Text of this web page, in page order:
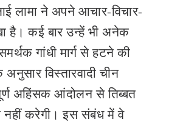
लामा ने अपने आचार-विचार-
है। कई बार उन्हें भी अनेक
गांधी मार्ग से हटने की
विस्तारवादी चीन
अहिंसक आंदोलन से तिब्बत
नहीं करेगी। इस संबंध में वे